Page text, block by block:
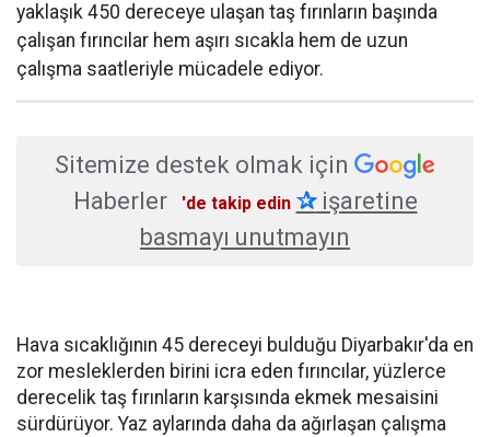
yaklaşık 450 dereceye ulaşan taş fırınların başında
çalışan fırıncılar hem aşırı sıcakla hem de uzun
çalışma saatleriyle mücadele ediyor.
Sitemize destek olmak için
Haberler
'de takip edin ✰işaretine
basmayı unutmayın
Hava sıcaklığının 45 dereceyi bulduğu Diyarbakır'da en
zor mesleklerden birini icra eden fırıncılar, yüzlerce
derecelik taş fırınların karşısında ekmek mesaisini
sürdürüyor. Yaz aylarında daha da ağırlaşan çalışma